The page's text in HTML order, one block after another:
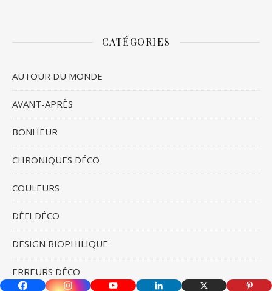
CATÉGORIES
AUTOUR DU MONDE
AVANT-APRÈS
BONHEUR
CHRONIQUES DÉCO
COULEURS
DÉFI DÉCO
DESIGN BIOPHILIQUE
ERREURS DÉCO